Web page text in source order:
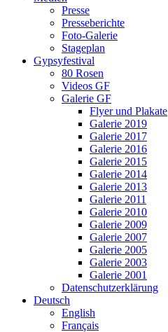
Presse
Presseberichte
Foto-Galerie
Stageplan
Gypsyfestival
80 Rosen
Videos GF
Galerie GF
Flyer und Plakate
Galerie 2019
Galerie 2017
Galerie 2016
Galerie 2015
Galerie 2014
Galerie 2013
Galerie 2011
Galerie 2010
Galerie 2009
Galerie 2007
Galerie 2005
Galerie 2003
Galerie 2001
Datenschutzerklärung
Deutsch
English
Français